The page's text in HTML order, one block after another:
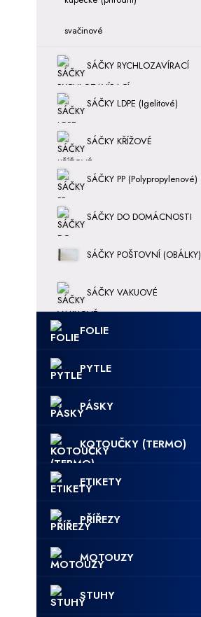
svačinové
SÁČKY RYCHLOZAVÍRACÍ
SÁČKY LDPE (Igelitové)
SÁČKY KŘÍŽOVÉ
SÁČKY PP (Polypropylenové)
SÁČKY DO DOMÁCNOSTI
SÁČKY POŠTOVNÍ (OBÁLKY)
SÁČKY VAKUOVÉ
FOLIE
PYTLE
PÁSKY
KOTOUČKY (TERMO)
ETIKETY
PŘÍŘEZY
MOTOUZY
STUHY